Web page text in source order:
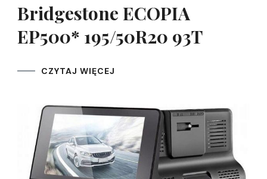
Bridgestone ECOPIA
EP500* 195/50R20 93T
CZYTAJ WIĘCEJ